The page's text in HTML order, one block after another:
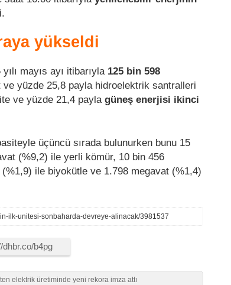
yükseldi
mayıs ayı itibarıyla 125 bin 598
yüzde 25,8 payla hidroelektrik santralleri
ve yüzde 21,4 payla güneş enerjisi ikinci
üçüncü sırada bulunurken bunu 15
(%9,2) ile yerli kömür, 10 bin 456
ile biyokütle ve 1.798 megavat (%1,4)
ilk-unitesi-sonbaharda-devreye-alinacak/3981537
elektrik üretiminde yeni rekora imza attı